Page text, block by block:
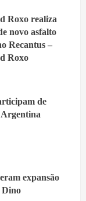
Roxo realiza
novo asfalto
Recantus –
Roxo
de
expansão
Dino